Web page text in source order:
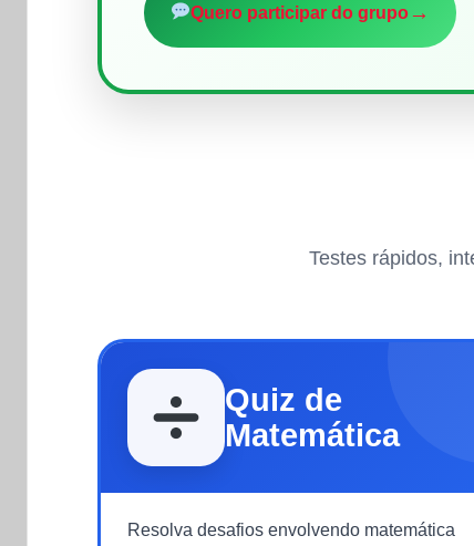
Quero participar do grupo→
Testes rápidos,
Quiz de
Matemática
Resolva desafios envolvendo matemática